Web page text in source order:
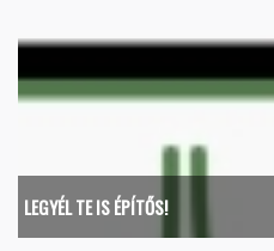
LEGYÉL TE IS ÉPÍTŐS!